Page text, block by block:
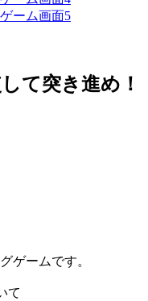
て突き進め！
ゲームです。
て